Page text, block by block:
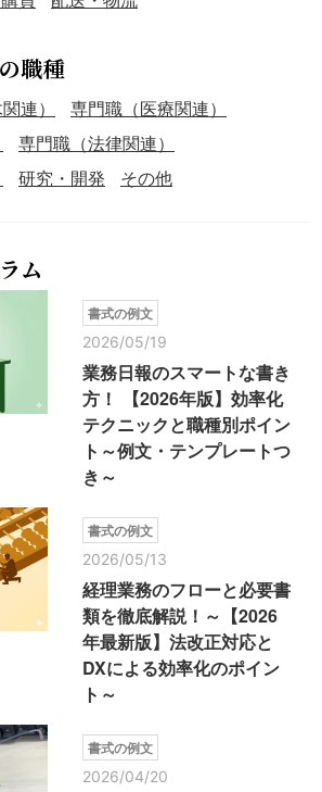
職種
連）
専門職（医療関連）
専門職（法律関連）
研究・開発 その他
ム
書式の例文
2026/05/19
業務日報のスマートな書き
方！ 【2026年版】効率化
テクニックと職種別ポイン
ト～例文・テンプレートつ
き～
書式の例文
2026/05/13
経理業務のフローと必要書
類を徹底解説！～【2026
年最新版】法改正対応と
DXによる効率化のポイン
ト～
書式の例文
2026/04/20